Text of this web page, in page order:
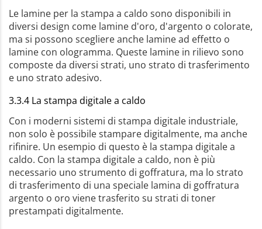
Le lamine per la stampa a caldo sono disponibili in
diversi design come lamine d'oro, d'argento o colorate,
ma si possono scegliere anche lamine ad effetto o
lamine con ologramma. Queste lamine in rilievo sono
composte da diversi strati, uno strato di trasferimento
e uno strato adesivo.
3.3.4 La stampa digitale a caldo
Con i moderni sistemi di stampa digitale industriale,
non solo è possibile stampare digitalmente, ma anche
rifinire. Un esempio di questo è la stampa digitale a
caldo. Con la stampa digitale a caldo, non è più
necessario uno strumento di goffratura, ma lo strato
di trasferimento di una speciale lamina di goffratura
argento o oro viene trasferito su strati di toner
prestampati digitalmente.